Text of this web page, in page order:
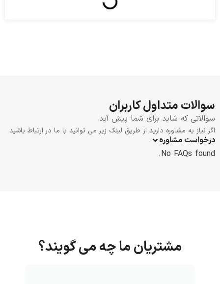
سوالات متداول کاربران
سوالاتی که شاید برای شما پیش آید
اگر نیاز به مشاوره دارید از طریق لینک زیر می توانید با ما در ارتباط باشید
درخواست مشاوره
No FAQs found.
مشتریان ما چه می گویند؟